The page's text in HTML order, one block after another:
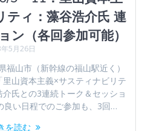
ィ：藻谷浩介氏 連
ン（各回参加可能）
5月26日
福山市（新幹線の福山駅近く）
山資本主義×サスティナビリテ
氏との3連続トーク＆セッショ
良い日程でのご参加も、3回…
を読む